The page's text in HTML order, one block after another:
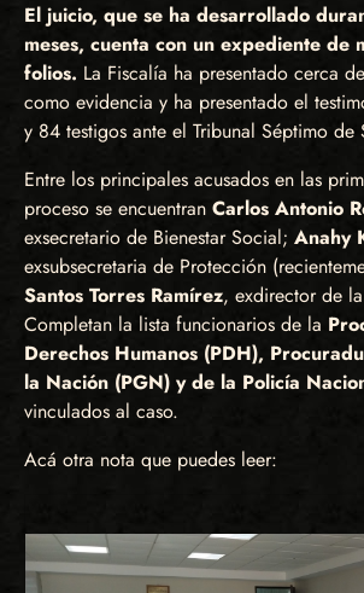
El juicio, que se ha desarrollado
meses, cuenta con un expediente de
folios. La Fiscalía ha presentado cerca
como evidencia y ha presentado el
y 84 testigos ante el Tribunal Séptimo de
Entre los principales acusados en las
proceso se encuentran Carlos Antonio
exsecretario de Bienestar Social; Anahy
exsubsecretaria de Protección
Santos Torres Ramírez, exdirector de
Completan la lista funcionarios de la
Derechos Humanos (PDH),
la Nación (PGN) y de la Policía
vinculados al caso.
Acá otra nota que puedes leer: